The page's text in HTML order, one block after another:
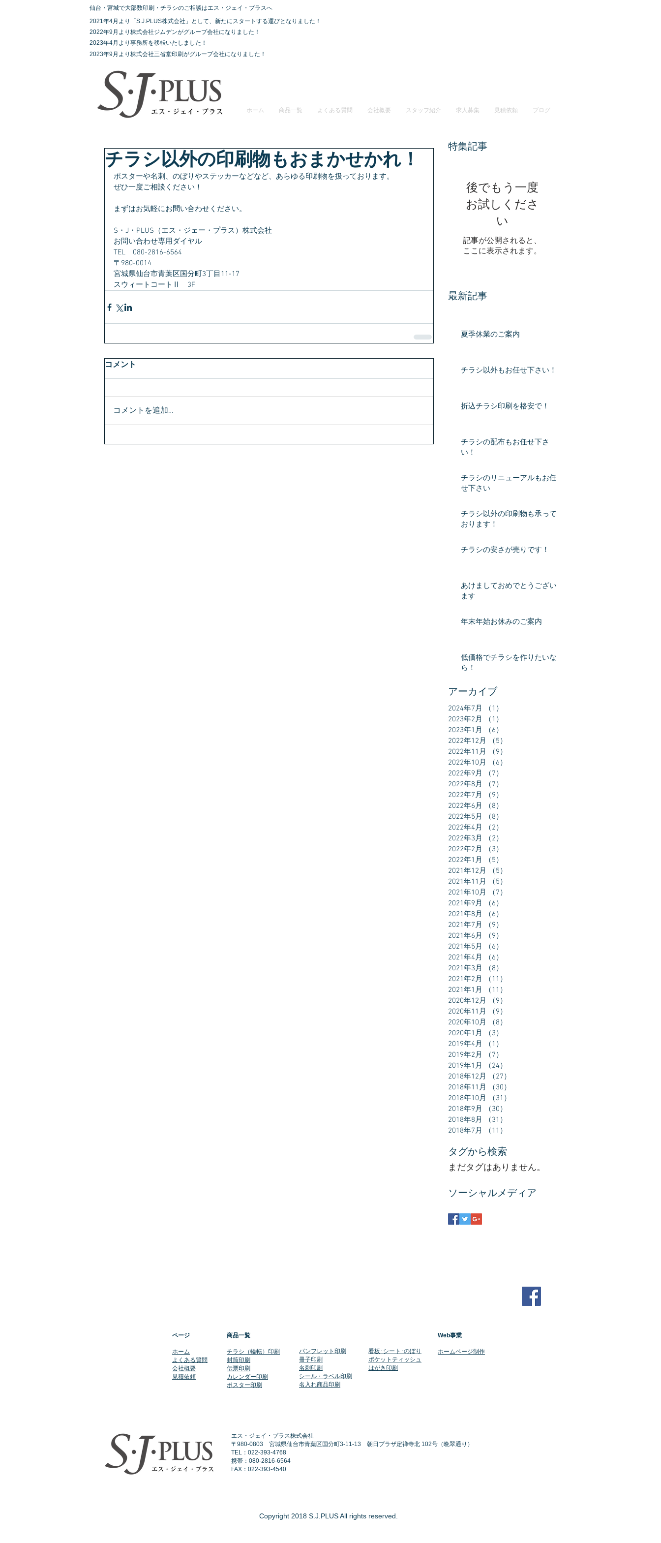
仙台・宮城で大部数印刷・チラシのご相談はエス・ジェイ・プラスへ
2021年4月より「S.J.PLUS株式会社」として、新たにスタートする運びとなりました！
2022年9月より株式会社ジムデンがグループ会社になりました！
2023年4月より事務所を移転いたしました！
2023年9月より株式会社三省堂印刷がグループ会社になりました！
ホーム 商品一覧 よくある質問 会社概要 スタッフ紹介 求人募集 見積依頼 ブログ
チラシ以外の印刷物もおまかせかれ！
ポスターや名刺、のぼりやステッカーなどなど、あらゆる印刷物を扱っております。
ぜひ一度ご相談ください！
まずはお気軽にお問い合わせください。
S・J・PLUS（エス・ジェー・プラス）株式会社
お問い合わせ専用ダイヤル
TEL　080-2816-6564
〒980-0014
宮城県仙台市青葉区国分町3丁目11-17
スウィートコートⅡ　3F
コメント
コメントを追加…
特集記事
後でもう一度
お試しくださ
い
記事が公開されると、
ここに表示されます。
最新記事
夏季休業のご案内
チラシ以外もお任せ下さい！
折込チラシ印刷を格安で！
チラシの配布もお任せ下さ
い！
チラシのリニューアルもお任
せ下さい
チラシ以外の印刷物も承って
おります！
チラシの安さが売りです！
あけましておめでとうござい
ます
年末年始お休みのご案内
低価格でチラシを作りたいな
ら！
アーカイブ
2024年7月 （1）
2023年2月
（1）
2023年1月
（6）
2022年12月
（5）
2022年11月
（9）
2022年10月
（6）
2022年9月
（7）
2022年8月
（7）
2022年7月
（9）
2022年6月
（8）
2022年5月
（8）
2022年4月
（2）
2022年3月
（2）
2022年2月
（3）
2022年1月
（5）
2021年12月
（5）
2021年11月
（5）
2021年10月
（7）
2021年9月
（6）
2021年8月
（6）
2021年7月
（9）
2021年6月
（9）
2021年5月
（6）
2021年4月
（6）
2021年3月
（8）
2021年2月
（11）
2021年1月
（11）
2020年12月
（9）
2020年11月
（9）
2020年10月
（8）
2020年1月
（3）
2019年4月
（1）
2019年2月
（7）
2019年1月
（24）
2018年12月
（27）
2018年11月
（30）
2018年10月
（31）
2018年9月
（30）
2018年8月
（31）
2018年7月
（11）
タグから検索
まだタグはありません。
ソーシャルメディア
ページ
​ホーム
よくある質問
会社概要
​見積依頼
商品一覧
​チラシ（輪転）印刷
封筒印刷
伝票印刷
​カレンダー印刷
​ポスター印刷
​パンフレット印刷
冊子印刷
名刺印刷
シール・ラベル印刷
​名入れ商品印刷
​看板･シート･のぼり
ポケットティッシュ
​はがき印刷
Web事業
​ホームページ制作
エス・ジェイ・プラス株式会社
〒980-0803 宮城県仙台市青葉区国分町3-11-13 朝日プラザ定禅寺北 102号（晩翠通り）
TEL：022-393-4768
​携帯：080-2816-6564
FAX：022-393-4540
Copyright 2018 S.J.PLUS All rights reserved.